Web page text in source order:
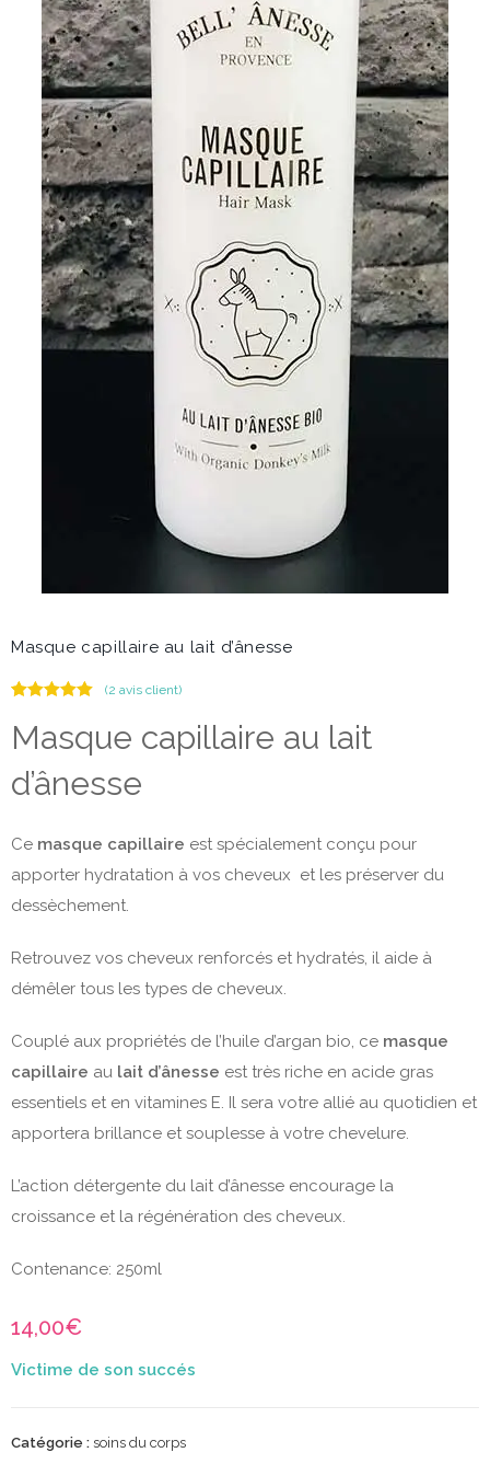
Masque capillaire au lait d’ânesse
sur 5
basé sur
client
(2 avis client)
Masque capillaire au lait
d’ânesse
Ce masque capillaire est spécialement conçu pour
apporter hydratation à vos cheveux et les préserver du
dessèchement.
Retrouvez vos cheveux renforcés et hydratés, il aide à
démêler tous les types de cheveux.
Couplé aux propriétés de l’huile d’argan bio, ce masque
capillaire au lait d’ânesse est très riche en acide gras
essentiels et en vitamines E. Il sera votre allié au quotidien et
apportera brillance et souplesse à votre chevelure.
L’action détergente du lait d’ânesse encourage la
croissance et la régénération des cheveux.
Contenance: 250ml
14,00€
Catégorie : soins du corps